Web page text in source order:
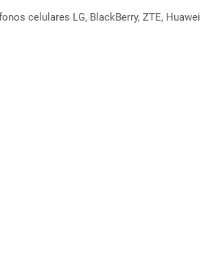
celulares LG, BlackBerry, ZTE,